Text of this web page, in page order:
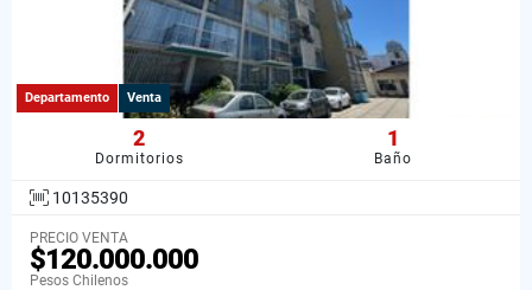
Departamento Venta
2
Dormitorios
1
Baño
10135390
PRECIO VENTA
$120.000.000
Pesos Chilenos